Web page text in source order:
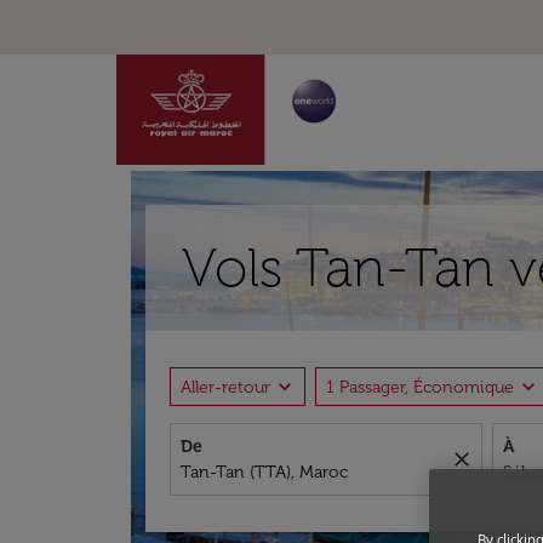
Vols Tan-Tan
Aller-retour expand_more 1 Passager, Économique expand_more
De
close
À